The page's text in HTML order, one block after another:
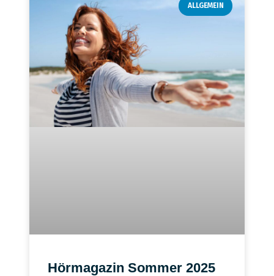
ALLGEMEIN
Hörmagazin Sommer 2025